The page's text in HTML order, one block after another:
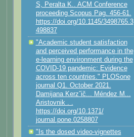
S, Peralta K.. ACM Conference
proceeding Scopus Pag. 456-61.
https://doi.org/10.1145/3498765.3
498837
"Academic student satisfaction
and perceived performance in the
e-learning environment during the
COVID-19 pandemic: Evidence
across ten countries." PLOSone
journal Q1. October 2021.
Damijana Kerzˇič... Méndez M...
Aristovnik . .
https://doi.org/10.1371/
journal.pone.0258807
"Is the dosed video-vignettes